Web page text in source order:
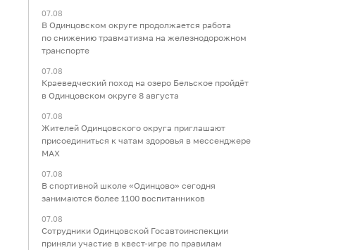
07.08
В Одинцовском округе продолжается работа
по снижению травматизма на железнодорожном
транспорте
07.08
Краеведческий поход на озеро Бельское пройдёт
в Одинцовском округе 8 августа
07.08
Жителей Одинцовского округа приглашают
присоединиться к чатам здоровья в мессенджере
МАХ
07.08
В спортивной школе «Одинцово» сегодня
занимаются более 1100 воспитанников
07.08
Сотрудники Одинцовской Госавтоинспекции
приняли участие в квест-игре по правилам